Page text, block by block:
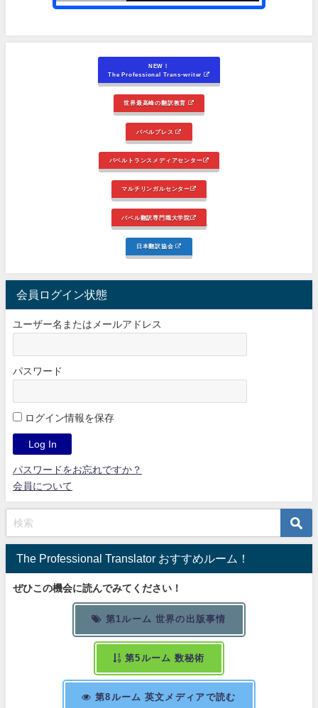
NEW！
The Professional Trans-writer
世界最高峰の翻訳教育
バベルプレス
バベルトランスメディアセンター
マルチリンガルセンター
バベル翻訳専門職大学院
日本翻訳協会
会員ログイン状態
ユーザー名またはメールアドレス
パスワード
ログイン情報を保存
パスワードをお忘れですか？
会員について
The Professional Translator おすすめルーム！
ぜひこの機会に読んでみてください！
第1ルーム 世界の出版事情
第5ルーム 数秘術
第8ルーム 英文メディアで読む